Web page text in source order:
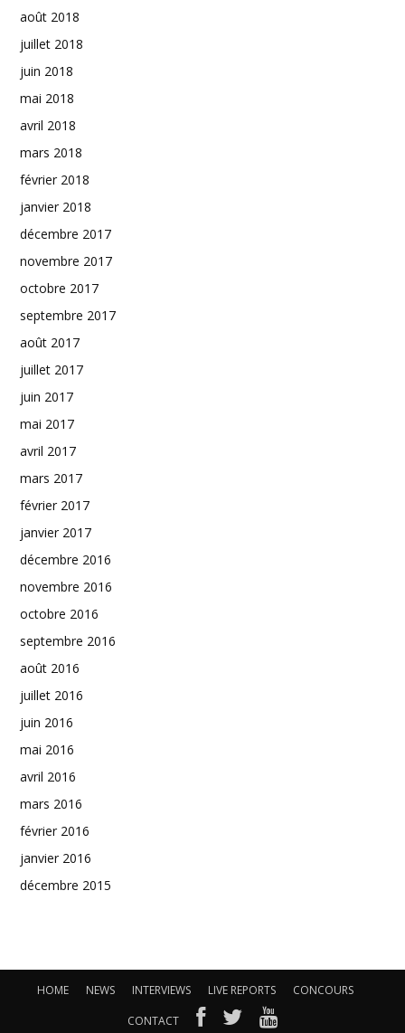
août 2018
juillet 2018
juin 2018
mai 2018
avril 2018
mars 2018
février 2018
janvier 2018
décembre 2017
novembre 2017
octobre 2017
septembre 2017
août 2017
juillet 2017
juin 2017
mai 2017
avril 2017
mars 2017
février 2017
janvier 2017
décembre 2016
novembre 2016
octobre 2016
septembre 2016
août 2016
juillet 2016
juin 2016
mai 2016
avril 2016
mars 2016
février 2016
janvier 2016
décembre 2015
HOME NEWS INTERVIEWS LIVE REPORTS
CONCOURS
CONTACT